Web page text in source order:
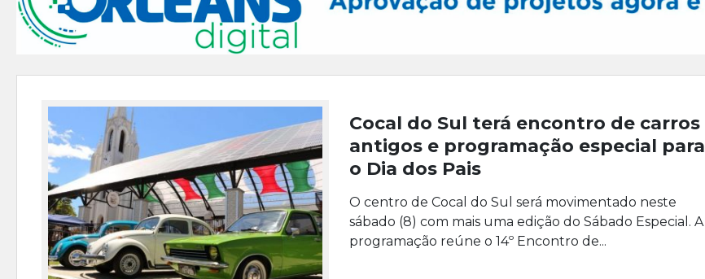
Cocal do Sul terá encontro de carros
antigos e programação especial para
o Dia dos Pais
O centro de Cocal do Sul será movimentado neste
sábado (8) com mais uma edição do Sábado Especial. A
programação reúne o 14º Encontro de...